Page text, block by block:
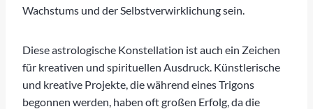
Wachstums und der Selbstverwirklichung sein.
Diese astrologische Konstellation ist auch ein Zeichen
für kreativen und spirituellen Ausdruck. Künstlerische
und kreative Projekte, die während eines Trigons
begonnen werden, haben oft großen Erfolg, da die